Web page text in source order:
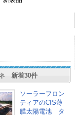
新着30件
ソーラーフロン
ティアのCIS薄
膜太陽電池 タ